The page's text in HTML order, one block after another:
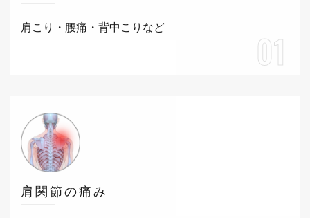
肩こり・腰痛・背中こりなど
01
肩関節の痛み